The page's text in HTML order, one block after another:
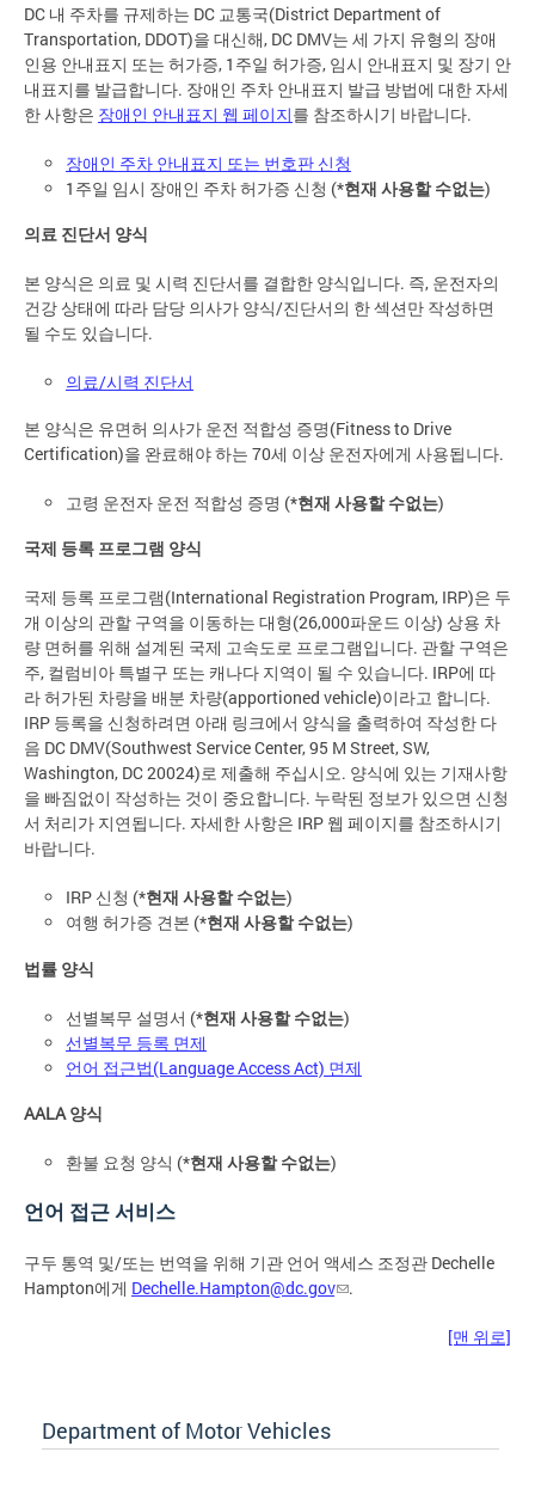
DC 내 주차를 규제하는 DC 교통국(District Department of
Transportation, DDOT)을 대신해, DC DMV는 세 가지 유형의 장애
인용 안내표지 또는 허가증, 1주일 허가증, 임시 안내표지 및 장기 안
내표지를 발급합니다. 장애인 주차 안내표지 발급 방법에 대한 자세
한 사항은 장애인 안내표지 웹 페이지를 참조하시기 바랍니다.
장애인 주차 안내표지 또는 번호판 신청
1주일 임시 장애인 주차 허가증 신청 (*현재 사용할 수없는)
의료 진단서 양식
본 양식은 의료 및 시력 진단서를 결합한 양식입니다. 즉, 운전자의
건강 상태에 따라 담당 의사가 양식/진단서의 한 섹션만 작성하면
될 수도 있습니다.
의료/시력 진단서
본 양식은 유면허 의사가 운전 적합성 증명(Fitness to Drive
Certification)을 완료해야 하는 70세 이상 운전자에게 사용됩니다.
고령 운전자 운전 적합성 증명 (*현재 사용할 수없는)
국제 등록 프로그램 양식
국제 등록 프로그램(International Registration Program, IRP)은 두
개 이상의 관할 구역을 이동하는 대형(26,000파운드 이상) 상용 차
량 면허를 위해 설계된 국제 고속도로 프로그램입니다. 관할 구역은
주, 컬럼비아 특별구 또는 캐나다 지역이 될 수 있습니다. IRP에 따
라 허가된 차량을 배분 차량(apportioned vehicle)이라고 합니다.
IRP 등록을 신청하려면 아래 링크에서 양식을 출력하여 작성한 다
음 DC DMV(Southwest Service Center, 95 M Street, SW,
Washington, DC 20024)로 제출해 주십시오. 양식에 있는 기재사항
을 빠짐없이 작성하는 것이 중요합니다. 누락된 정보가 있으면 신청
서 처리가 지연됩니다. 자세한 사항은 IRP 웹 페이지를 참조하시기
바랍니다.
IRP 신청 (*현재 사용할 수없는)
여행 허가증 견본 (*현재 사용할 수없는)
법률 양식
선별복무 설명서 (*현재 사용할 수없는)
선별복무 등록 면제
언어 접근법(Language Access Act) 면제
AALA 양식
환불 요청 양식 (*현재 사용할 수없는)
언어 접근 서비스
구두 통역 및/또는 번역을 위해 기관 언어 액세스 조정관 Dechelle
Hampton에게 Dechelle.Hampton@dc.gov .
[맨 위로]
Department of Motor Vehicles